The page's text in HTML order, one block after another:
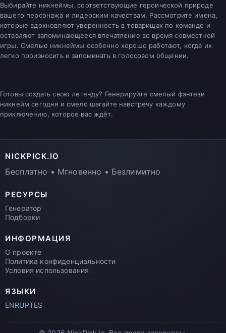
Выбирайте никнеймы, соответствующие героической природе
вашего персонажа и лидерским качествам. Рассмотрите имена,
которые вдохновляют уверенность в товарищах по команде и
оставляют запоминающееся впечатление во время совместной
игры. Смелые никнеймы особенно хорошо работают, когда их
легко произносить и запоминать в голосовом общении.
Готовы создать свою легенду? Генерируйте смелый фэнтези
никнейм сегодня и смело шагайте навстречу каждому
приключению, которое вас ждёт.
NICKPICK.IO
Бесплатно • Мгновенно • Безлимитно
РЕСУРСЫ
Генератор
Подборки
ИНФОРМАЦИЯ
О проекте
Политика конфиденциальности
Условия использования
ЯЗЫКИ
ENRUPTES